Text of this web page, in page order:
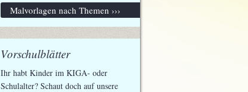
Malvorlagen nach Themen ›››
Vorschulblätter
Ihr habt Kinder im KIGA- oder
Schulalter? Schaut doch auf unsere